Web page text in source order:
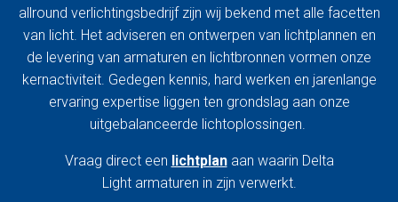
allround verlichtingsbedrijf zijn wij bekend met alle facetten
van licht. Het adviseren en ontwerpen van lichtplannen en
de levering van armaturen en lichtbronnen vormen onze
kernactiviteit. Gedegen kennis, hard werken en jarenlange
ervaring expertise liggen ten grondslag aan onze
uitgebalanceerde lichtoplossingen.
Vraag direct een lichtplanaan waarin Delta
Light armaturen in zijn verwerkt.